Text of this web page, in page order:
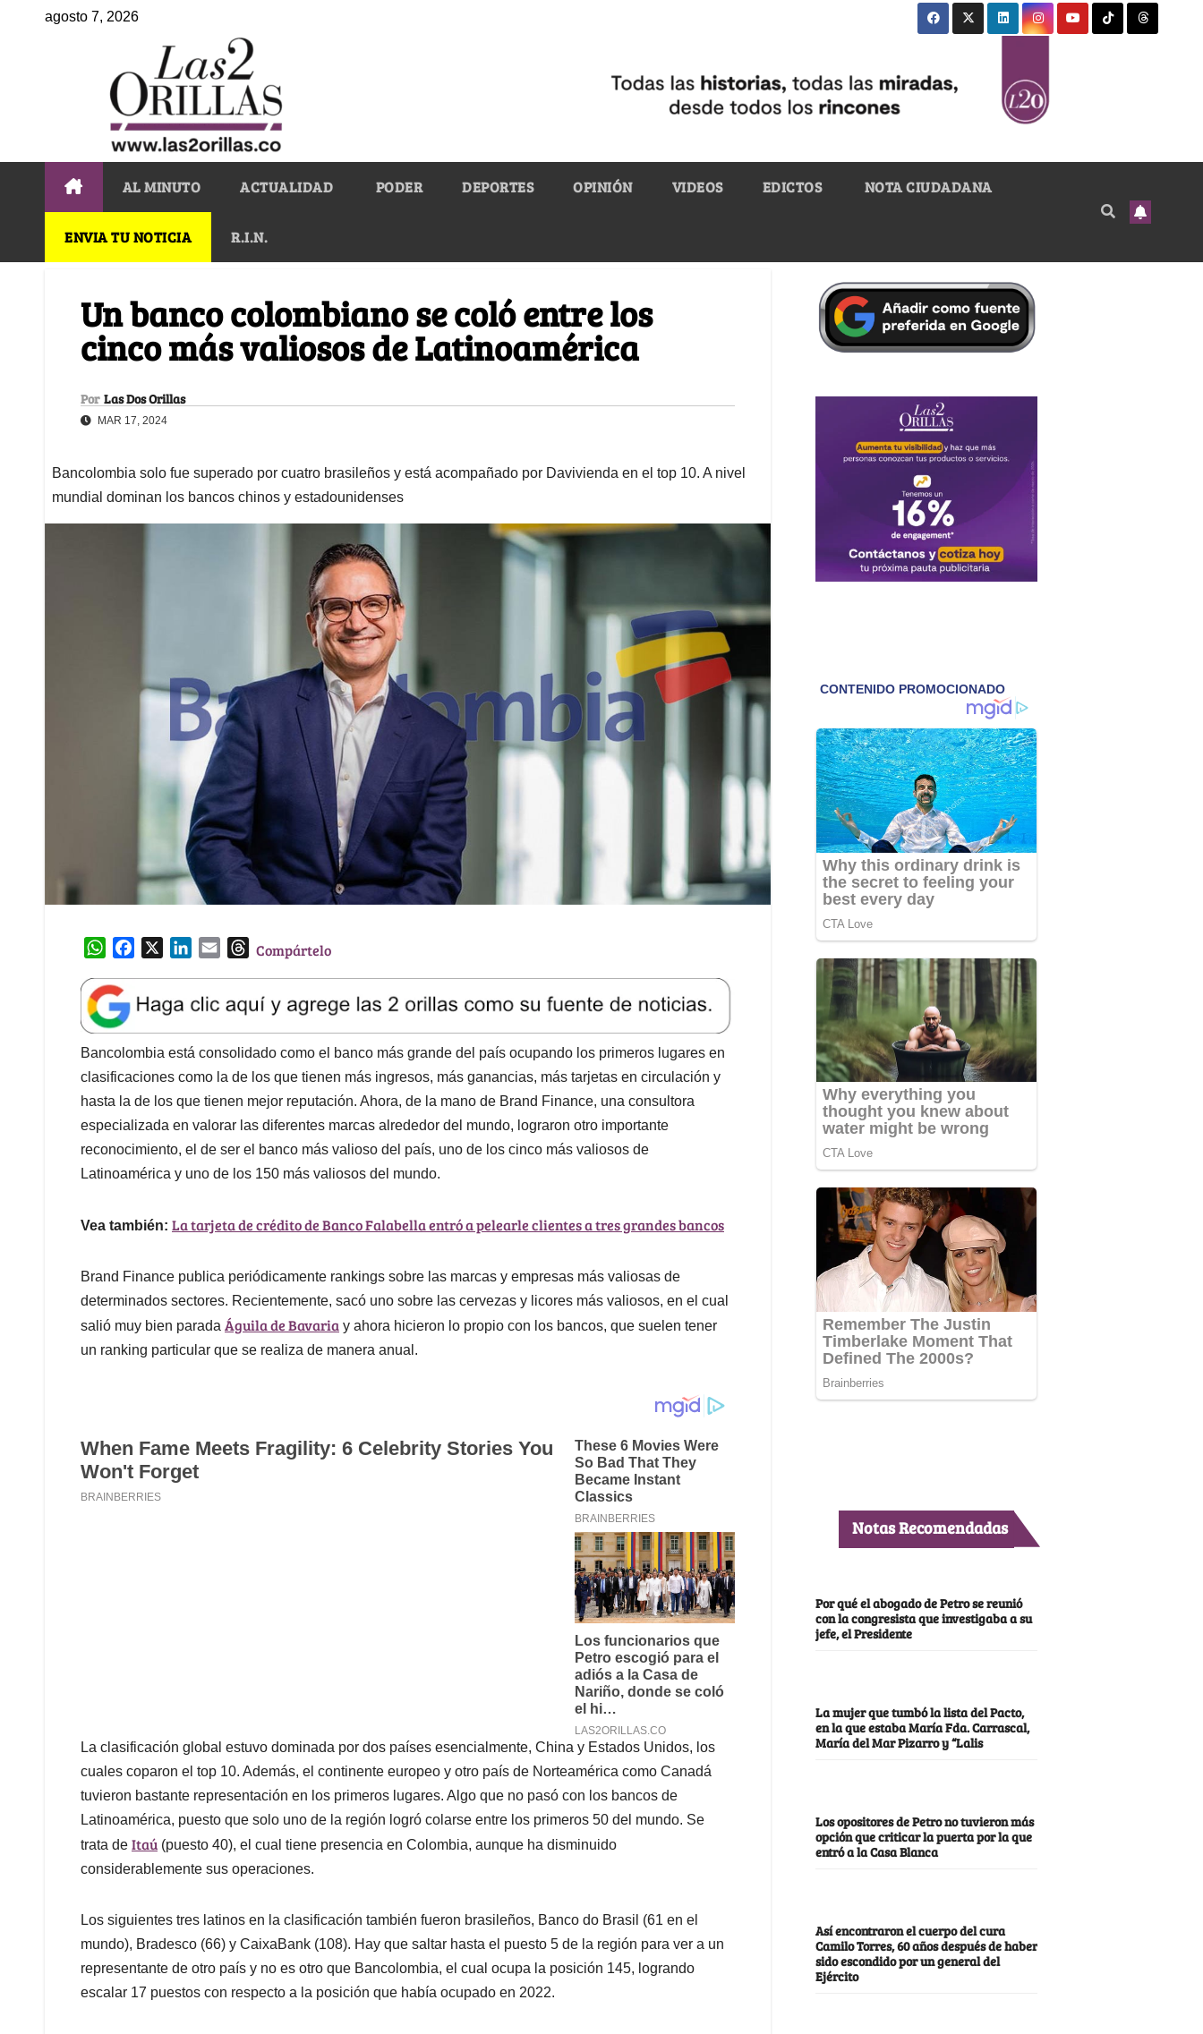
agosto 7, 2026
AL MINUTO ACTUALIDAD PODER DEPORTES OPINIÓN VIDEOS EDICTOS NOTA CIUDADANA
ENVIA TU NOTICIA R.I.N.
Un banco colombiano se coló entre los
cinco más valiosos de Latinoamérica
Por Las Dos Orillas
MAR 17, 2024
Bancolombia solo fue superado por cuatro brasileños y está acompañado por Davivienda en el top 10. A nivel
mundial dominan los bancos chinos y estadounidenses
W
a
t
s
A
p
p
e
b
o
o
k
k
e
d
I
n
l
T
e
a
d
s
Compártelo
Bancolombia está consolidado como el banco más grande del país ocupando los primeros lugares en
clasificaciones como la de los que tienen más ingresos, más ganancias, más tarjetas en circulación y
hasta la de los que tienen mejor reputación. Ahora, de la mano de Brand Finance, una consultora
especializada en valorar las diferentes marcas alrededor del mundo, lograron otro importante
reconocimiento, el de ser el banco más valioso del país, uno de los cinco más valiosos de
Latinoamérica y uno de los 150 más valiosos del mundo.
Vea también: La tarjeta de crédito de Banco Falabella entró a pelearle clientes a tres grandes bancos
Brand Finance publica periódicamente rankings sobre las marcas y empresas más valiosas de
determinados sectores. Recientemente, sacó uno sobre las cervezas y licores más valiosos, en el cual
salió muy bien parada Águila de Bavaria y ahora hicieron lo propio con los bancos, que suelen tener
un ranking particular que se realiza de manera anual.
La clasificación global estuvo dominada por dos países esencialmente, China y Estados Unidos, los
cuales coparon el top 10. Además, el continente europeo y otro país de Norteamérica como Canadá
tuvieron bastante representación en los primeros lugares. Algo que no pasó con los bancos de
Latinoamérica, puesto que solo uno de la región logró colarse entre los primeros 50 del mundo. Se
trata de Itaú (puesto 40), el cual tiene presencia en Colombia, aunque ha disminuido
considerablemente sus operaciones.
Los siguientes tres latinos en la clasificación también fueron brasileños, Banco do Brasil (61 en el
mundo), Bradesco (66) y CaixaBank (108). Hay que saltar hasta el puesto 5 de la región para ver a un
representante de otro país y no es otro que Bancolombia, el cual ocupa la posición 145, logrando
escalar 17 puestos con respecto a la posición que había ocupado en 2022.
Notas Recomendadas
Por qué el abogado de Petro se reunió
con la congresista que investigaba a su
jefe, el Presidente
La mujer que tumbó la lista del Pacto,
en la que estaba María Fda. Carrascal,
María del Mar Pizarro y “Lalis
Los opositores de Petro no tuvieron más
opción que criticar la puerta por la que
entró a la Casa Blanca
Así encontraron el cuerpo del cura
Camilo Torres, 60 años después de haber
sido escondido por un general del
Ejército